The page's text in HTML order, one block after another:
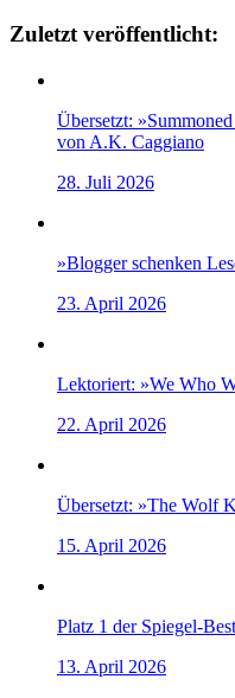
Zuletzt veröffentlicht:
Übersetzt:
von A.K. Caggiano
28. Juli 2026
»Blogger schenken
23. April 2026
Lektoriert: »We Who
22. April 2026
Übersetzt: »The Wolf
15. April 2026
Platz 1 der Spiegel-
13. April 2026